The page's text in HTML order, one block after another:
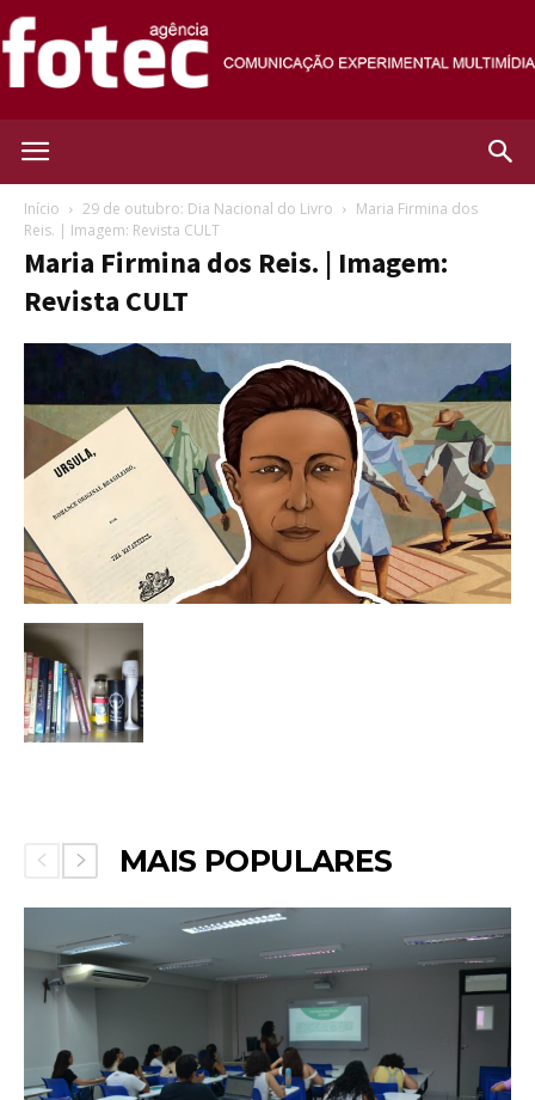
Fotec
Início 29 de outubro: Dia Nacional do Livro
Maria Firmina dos
Reis. | Imagem: Revista CULT
Maria Firmina dos Reis. | Imagem:
Revista CULT
MAIS POPULARES